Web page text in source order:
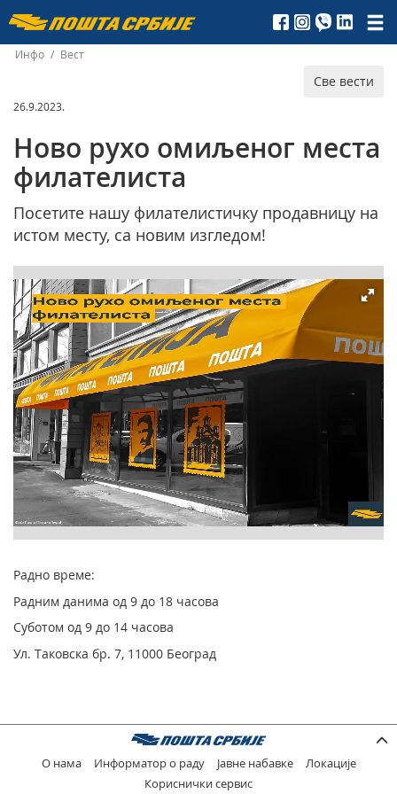
Пошта
Србије
д.о.о.
Инфо / Вест
Све вести
26.9.2023.
Ново рухо омиљеног места
филателиста
Посетите нашу филателистичку продавницу на
истом месту, са новим изгледом!
Радно време:
Радним данима од 9 до 18 часова
Суботом од 9 до 14 часова
Ул. Таковска бр. 7, 11000 Београд
О нама Информатор о раду Јавне набавке
Локације
Кориснички сервис